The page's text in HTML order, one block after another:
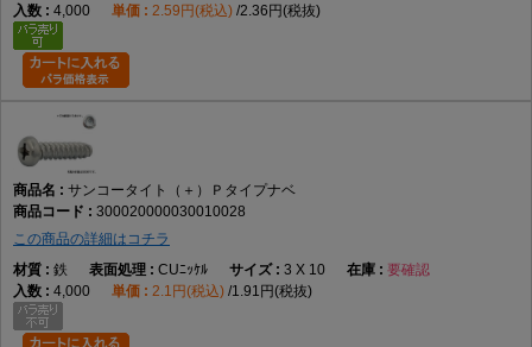
4,000
2.59円(税込) 2.36円(税抜)
サンコータイト（＋）Ｐタイプナベ
300020000030010028
この商品の詳細はコチラ
鉄
CUﾆｯｹﾙ 3 X 10
要確認
4,000
2.1円(税込) 1.91円(税抜)